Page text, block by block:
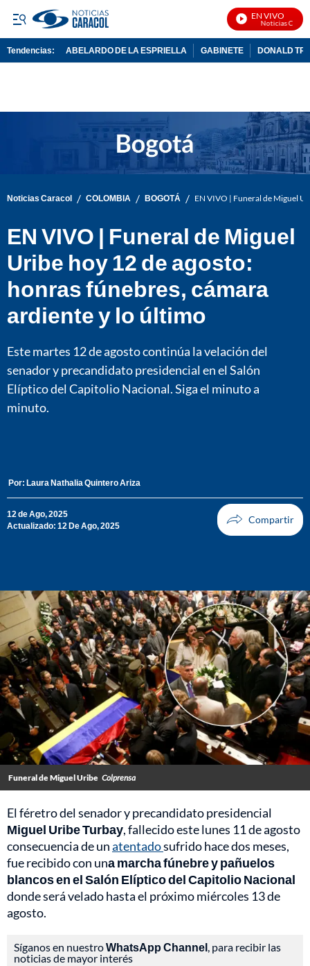
EN VIVO
Noticias Caracol
Tendencias: ABELARDO DE LA ESPRIELLA GABINETE DONALD
Noticias Caracol / COLOMBIA / BOGOTÁ / EN VIVO | Funeral de Miguel
EN VIVO | Funeral de Miguel
Uribe hoy 12 de agosto:
honras fúnebres, cámara
ardiente y lo último
Este martes 12 de agosto continúa la velación del
senador y precandidato presidencial en el Salón
Elíptico del Capitolio Nacional. Siga el minuto a
minuto.
Por: Laura Nathalia Quintero Ariza
12 de Ago, 2025
Actualizado: 12 De Ago, 2025
Funeral de Miguel Uribe Colprensa
El féretro del senador y precandidato presidencial
Miguel Uribe Turbay, fallecido este lunes 11 de agosto
consecuencia de unatentadosufrido hace dos meses,
fue recibido con una marcha fúnebre y pañuelos
blancos en el Salón Elíptico del Capitolio Nacional
donde será velado hasta el próximo miércoles 13 de
agosto.
Síganos en nuestroWhatsApp Channel, para recibir las
noticias de mayor interés